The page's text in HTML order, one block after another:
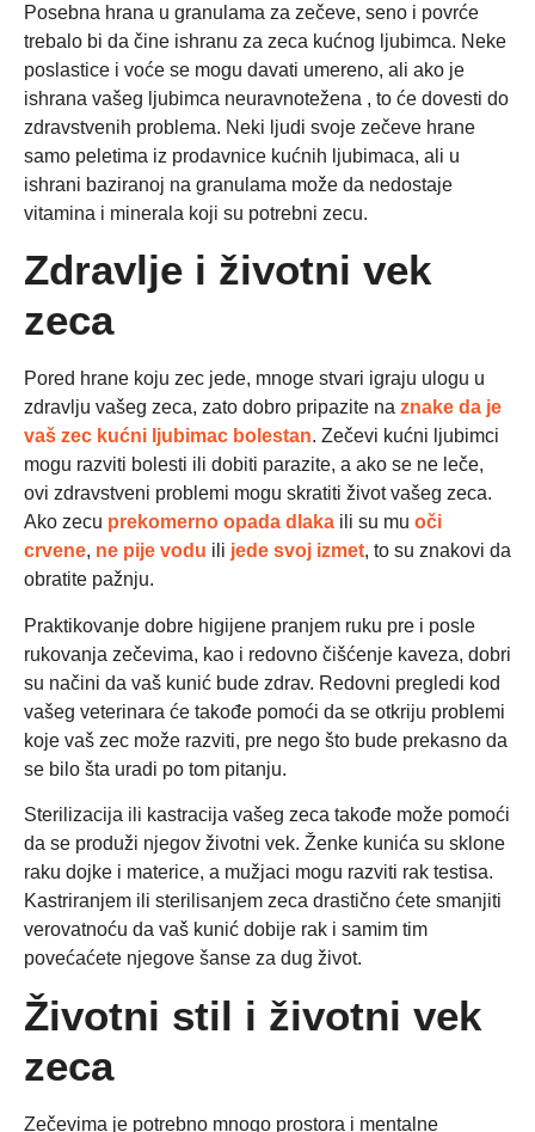
Posebna hrana u granulama za zečeve, seno i povrće
trebalo bi da čine ishranu za zeca kućnog ljubimca. Neke
poslastice i voće se mogu davati umereno, ali ako je
ishrana vašeg ljubimca neuravnotežena , to će dovesti do
zdravstvenih problema. Neki ljudi svoje zečeve hrane
samo peletima iz prodavnice kućnih ljubimaca, ali u
ishrani baziranoj na granulama može da nedostaje
vitamina i minerala koji su potrebni zecu.
Zdravlje i životni vek
zeca
Pored hrane koju zec jede, mnoge stvari igraju ulogu u
zdravlju vašeg zeca, zato dobro pripazite na znake da je
vaš zec kućni ljubimac bolestan. Zečevi kućni ljubimci
mogu razviti bolesti ili dobiti parazite, a ako se ne leče,
ovi zdravstveni problemi mogu skratiti život vašeg zeca.
Ako zecu prekomerno opada dlaka ili su mu oči
crvene, ne pije vodu ili jede svoj izmet, to su znakovi da
obratite pažnju.
Praktikovanje dobre higijene pranjem ruku pre i posle
rukovanja zečevima, kao i redovno čišćenje kaveza, dobri
su načini da vaš kunić bude zdrav. Redovni pregledi kod
vašeg veterinara će takođe pomoći da se otkriju problemi
koje vaš zec može razviti, pre nego što bude prekasno da
se bilo šta uradi po tom pitanju.
Sterilizacija ili kastracija vašeg zeca takođe može pomoći
da se produži njegov životni vek. Ženke kunića su sklone
raku dojke i materice, a mužjaci mogu razviti rak testisa.
Kastriranjem ili sterilisanjem zeca drastično ćete smanjiti
verovatnoću da vaš kunić dobije rak i samim tim
povećaćete njegove šanse za dug život.
Životni stil i životni vek
zeca
Zečevima je potrebno mnogo prostora i mentalne